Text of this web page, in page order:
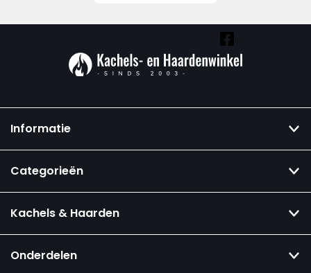
Informatie
Categorieën
Kachels & Haarden
Onderdelen